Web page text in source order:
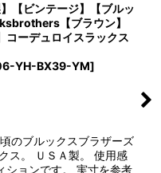
【ビンテージ】【ブルッ
【ブラウン】
コーデュロイスラックス
YH-BX39-YM]
のブルックスブラザーズ
ス。 ＵＳＡ製。 使用感
ションです。 実寸を参考